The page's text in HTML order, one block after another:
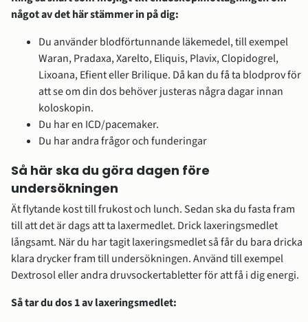
något av det här stämmer in på dig:
Du använder blodförtunnande läkemedel, till exempel
Waran, Pradaxa, Xarelto, Eliquis, Plavix, Clopidogrel,
Lixoana, Efient eller Brilique. Då kan du få ta blodprov för
att se om din dos behöver justeras några dagar innan
koloskopin.
Du har en ICD/pacemaker.
Du har andra frågor och funderingar
Så här ska du göra dagen före
undersökningen
Ät flytande kost till frukost och lunch. Sedan ska du fasta fram
till att det är dags att ta laxermedlet. Drick laxeringsmedlet
långsamt. När du har tagit laxeringsmedlet så får du bara dricka
klara drycker fram till undersökningen. Använd till exempel
Dextrosol eller andra druvsockertabletter för att få i dig energi.
Så tar du dos 1 av laxeringsmedlet: